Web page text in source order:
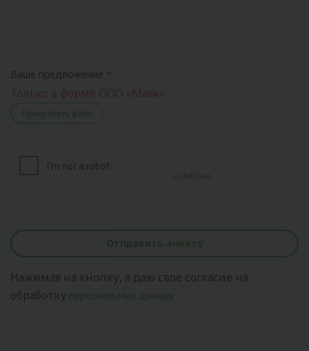
Ваше предложение
Прикрепить файл
Отправить анкету
Нажимая на кнопку, я даю свое согласие на
обработку персональных данных